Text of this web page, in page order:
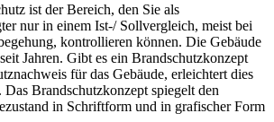
ist der Bereich, den Sie als
nur in einem Ist-/ Sollvergleich, meist bei
kontrollieren können. Die Gebäude
Jahren. Gibt es ein Brandschutzkonzept
für das Gebäude, erleichtert dies
Brandschutzkonzept spiegelt den
in Schriftform und in grafischer Form